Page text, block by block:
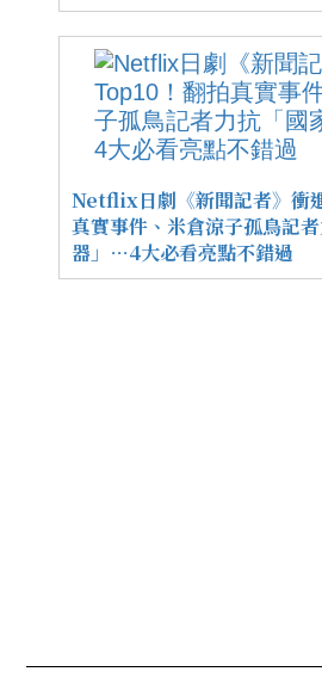
Netflix日劇《新聞記者》衝
真實事件、米倉涼子孤鳥記
器」…4大必看亮點不錯過